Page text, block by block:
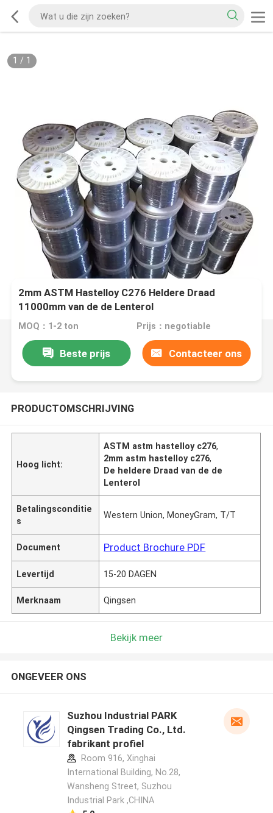
1 / 1
2mm ASTM Hastelloy C276 Heldere Draad
11000mm van de de Lenterol
MOQ：1-2 ton Prijs：negotiable
Beste prijs Contacteer ons
PRODUCTOMSCHRIJVING
Hoog licht:
ASTM astm hastelloy c276,
2mm astm hastelloy c276,
De heldere Draad van de de
Lenterol
Betalingsconditie
s
Western Union, MoneyGram, T/T
Document Product Brochure PDF
Levertijd 15-20 DAGEN
Merknaam Qingsen
Bekijk meer
ONGEVEER ONS
Suzhou Industrial PARK
Qingsen Trading Co., Ltd.
fabrikant profiel
Room 916, Xinghai
International Building, No.28,
Wansheng Street, Suzhou
Industrial Park ,CHINA